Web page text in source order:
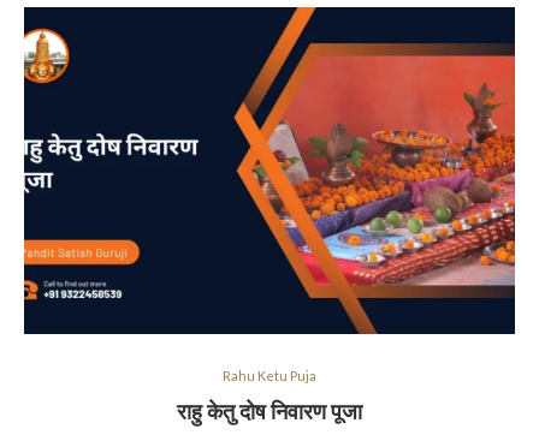
Rahu Ketu Puja
राहु केतु दोष निवारण पूजा